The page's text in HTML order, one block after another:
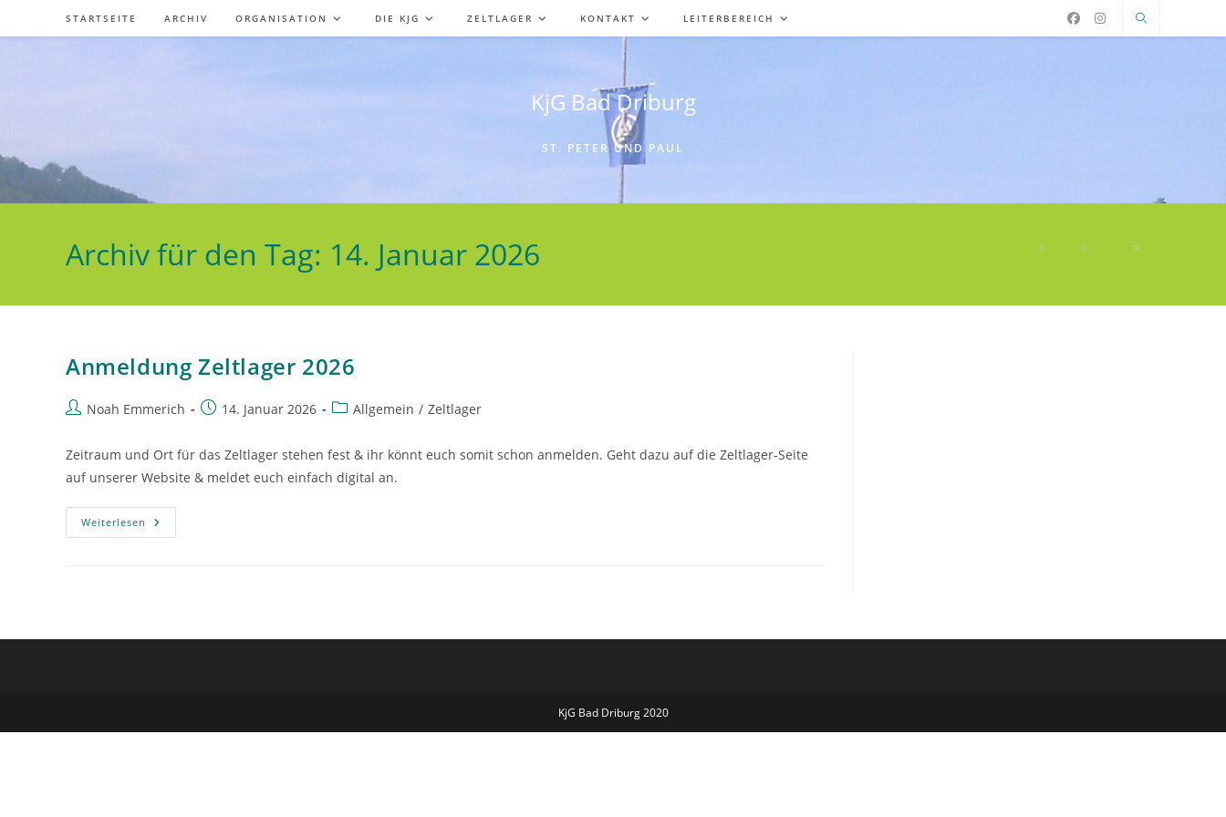
Inhalt
STARTSEITE ARCHIV ORGANISATION DIE KJG ZELTLAGER KONTAKT LEITERBEREICH
KjG Bad Driburg
ST. PETER UND PAUL
Archiv für den Tag: 14. Januar 2026 > > >
Anmeldung Zeltlager 2026
Beitrags-
Noah Emmerich
Beitrag14. Januar 2026
Beitrags-
Allgemein / Zeltlager
Zeitraum und Ort für das Zeltlager stehen fest & ihr könnt euch somit schon anmelden. Geht dazu auf die Zeltlager-Seite
auf unserer Website & meldet euch einfach digital an.
Weiterlesen Anmeldung
Zeltlager
KjG Bad Driburg 2020